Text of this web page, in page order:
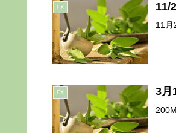
FX 11/
11月
FX 3月